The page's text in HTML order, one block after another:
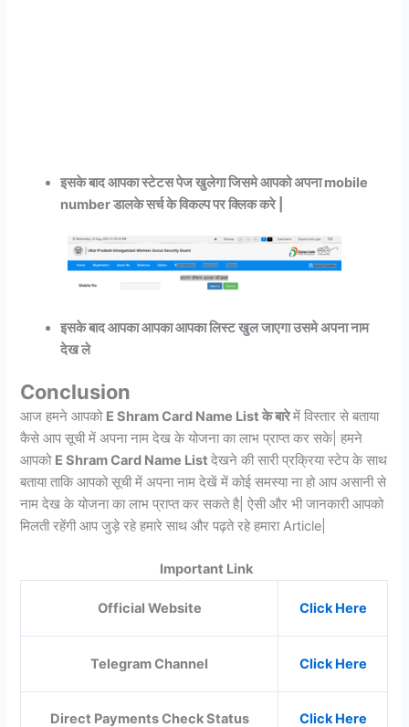
इसके बाद आपका स्टेटस पेज खुलेगा जिसमे आपको अपना mobile
number डालके सर्च के विकल्प पर क्लिक करे |
इसके बाद आपका आपका आपका लिस्ट खुल जाएगा उसमे अपना नाम
देख ले
Conclusion
आज हमने आपको E Shram Card Name List के बारेमें विस्तार से बताया
कैसे आप सूची में अपना नाम देख के योजना का लाभ प्राप्त कर सके| हमने
आपको E Shram Card Name Listदेखने की सारी प्रक्रिया स्टेप के साथ
बताया ताकि आपको सूची में अपना नाम देखें में कोई समस्या ना हो आप असानी से
नाम देख के योजना का लाभ प्राप्त कर सकते है| ऐसी और भी जानकारी आपको
मिलती रहेंगी आप जुड़े रहे हमारे साथ और पढ़ते रहे हमारा Article|
Important Link
Official Website Click Here
Telegram Channel Click Here
Direct Payments Check Status Click Here